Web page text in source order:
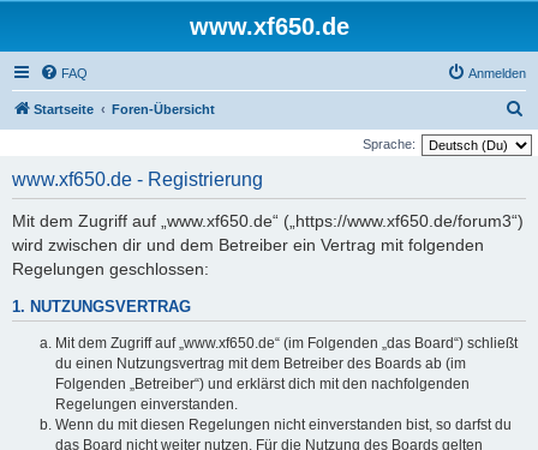
www.xf650.de
FAQ Anmelden
Startseite Foren-Übersicht
u
Sprache:
www.xf650.de - Registrierung
Mit dem Zugriff auf „www.xf650.de“ („https://www.xf650.de/forum3“)
wird zwischen dir und dem Betreiber ein Vertrag mit folgenden
Regelungen geschlossen:
1. NUTZUNGSVERTRAG
Mit dem Zugriff auf „www.xf650.de“ (im Folgenden „das Board“) schließt
du einen Nutzungsvertrag mit dem Betreiber des Boards ab (im
Folgenden „Betreiber“) und erklärst dich mit den nachfolgenden
Regelungen einverstanden.
Wenn du mit diesen Regelungen nicht einverstanden bist, so darfst du
das Board nicht weiter nutzen. Für die Nutzung des Boards gelten